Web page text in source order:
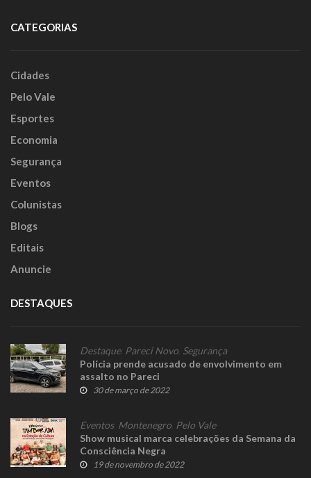
CATEGORIAS
Cidades
Pelo Vale
Esportes
Economia
Segurança
Eventos
Colunistas
Blogs
Editais
Anuncie
DESTAQUES
Destaque, Pareci Novo Segurança
Polícia prende acusado de envolvimento em
assalto no Pareci
30 de março de 2022
Eventos, Montenegro Pelo Vale
Show musical marca celebrações da Semana da
Consciência Negra
19 de novembro de 2022